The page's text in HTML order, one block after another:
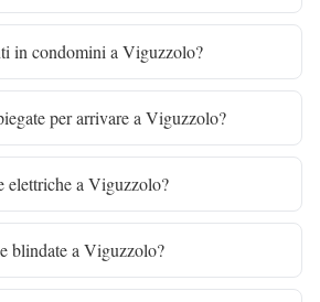
in condomini a Viguzzolo?
per arrivare a Viguzzolo?
elettriche a Viguzzolo?
blindate a Viguzzolo?